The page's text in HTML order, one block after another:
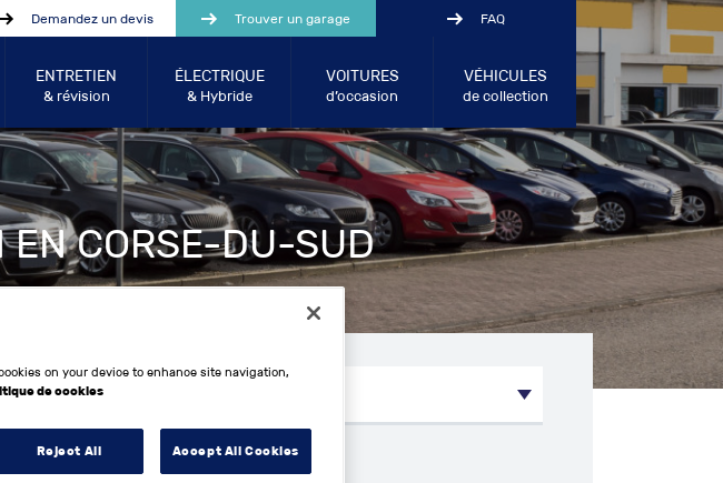
Demandez un devis Trouver un garage FAQ
ENTRETIEN
& révision
ÉLECTRIQUE
& Hybride
VOITURES
d’occasion
VÉHICULES
de collection
EN CORSE-DU-SUD
Kilométrage entre:
on your device to enhance site navigation,
de cookies
Reject All Accept All Cookies